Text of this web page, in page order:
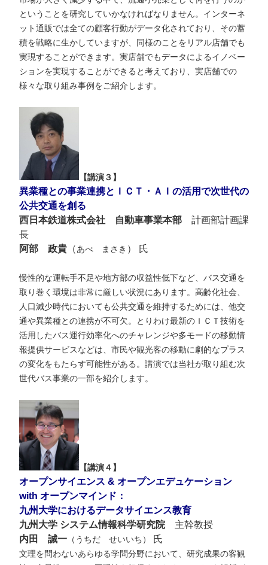
ということを研究していかなければなりません。インターネ
ット通販では全ての顧客行動がデータ化されており、その蓄
積を戦略に生かしていますが、同様のことをリアル店舗でも
実現することができます。実店舗でもデータによるイノベー
ションを実現することができると考えており、実店舗での
様々な取り組み事例をご紹介します。
【講演３】
異業種との事業連携とＩＣＴ・ＡＩの活用で次世代の
公共交通を創る
西日本鉄道株式会社 自動車事業本部 計画部計画課
長
阿部 政貴 （あべ まさき ） 氏
慢性的な運転手不足や地方部の収益性低下など、バス交通を
取り巻く環境は非常に厳しい状況にあります。高齢化社会、
人口減少時代においても公共交通を維持するためには、他交
通や異業種との連携が不可欠。とりわけ最新のＩＣＴ技術を
活用したバス運行効率化へのチャレンジや多モードの移動情
報提供サービスなどは、市民や観光客の移動に劇的なプラス
の変化をもたらす可能性がある。講演では当社が取り組む次
世代バス事業の一部を紹介します。
【講演４】
オープンサイエンス & オープンエデュケーション
with オープンマインド：
九州大学におけるデータサイエンス教育
九州大学 システム情報科学研究院主幹教授
内田 誠一 （うちだ せいいち） 氏
文理を問わないあらゆる学問分野において、研究成果の客観